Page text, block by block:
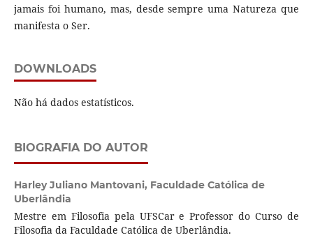
jamais foi humano, mas, desde sempre uma Natureza que
manifesta o Ser.
DOWNLOADS
Não há dados estatísticos.
BIOGRAFIA DO AUTOR
Harley Juliano Mantovani, Faculdade Católica de
Uberlândia
Mestre em Filosofia pela UFSCar e Professor do Curso de
Filosofia da Faculdade Católica de Uberlândia.